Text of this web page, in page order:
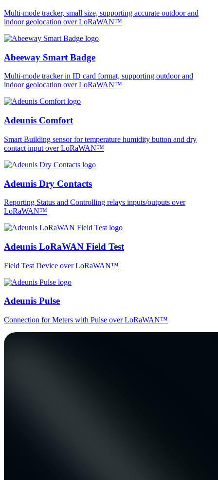
Multi-mode tracker, small size, supporting accurate outdoor and
indoor geolocation over LoRaWAN™
Abeeway Smart Badge
Multi-mode tracker in ID card format, supporting outdoor and
indoor geolocation over LoRaWAN™
Adeunis Comfort
Smart Building sensor for temperature humidity button and dry
contact input over LoRaWAN™
Adeunis Dry Contacts
Reporting Status and Controlling relays inputs/outputs over
LoRaWAN™
Adeunis LoRaWAN Field Test
Field Test Device over LoRaWAN™
Adeunis Pulse
Connection for Meters with Pulse over LoRaWAN™